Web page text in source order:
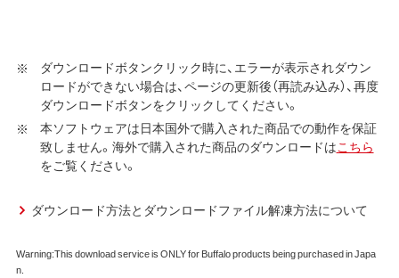
ア（ユーティリティ・ファームウェア・ドライバなど）を含み
以下、本ソフトウェアといいます）の使用を許諾いたしま
す。
第1条 使用許諾
使用をお客様に非専属的に許諾します。
第2条 知的所有権
ダウンロードボタンクリック時に、エラーが表示されダウン
ロードができない場合は、ページの更新後（再読み込み）、再度
ダウンロードボタンをクリックしてください。
本ソフトウェアは日本国外で購入された商品での動作を保証
致しません。海外で購入された商品のダウンロードはこちら
をご覧ください。
ダウンロード方法とダウンロードファイル解凍方法について
Warning:This download service is ONLY for Buffalo products being purchased in Japa
n.